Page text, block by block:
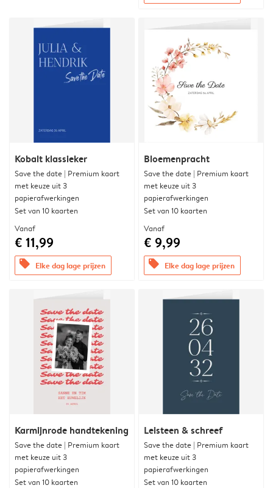
Kobalt klassieker
Save the date | Premium kaart
met keuze uit 3
papierafwerkingen
Set van 10 kaarten
Vanaf
€ 11,99
offers Elke dag lage prijzen
Bloemenpracht
Save the date | Premium kaart
met keuze uit 3
papierafwerkingen
Set van 10 kaarten
Vanaf
€ 9,99
offers Elke dag lage prijzen
Karmijnrode handtekening
Save the date | Premium kaart
met keuze uit 3
papierafwerkingen
Set van 10 kaarten
Leisteen & schreef
Save the date | Premium kaart
met keuze uit 3
papierafwerkingen
Set van 10 kaarten